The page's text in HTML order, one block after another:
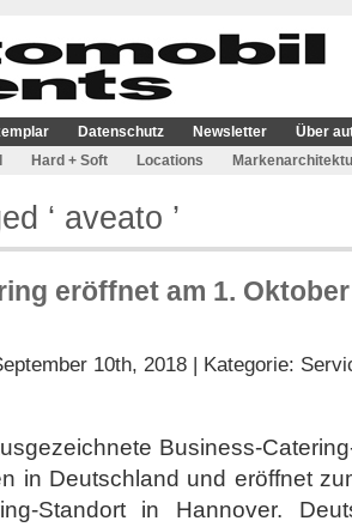
Datenschutz Newsletter
Über
Hard + Soft Locations
‘ aveato ’
eröffnet am 1.
10th, 2018 | Kategorie:
Business-
in Deutschland und eröffnet
Standort in Hannover.